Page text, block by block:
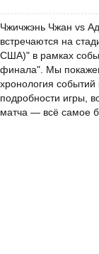
Чжичжэнь Чжан vs
встречаются на
США)" в рамках
финала". Мы
хронология
подробности игры,
матча — всё самое